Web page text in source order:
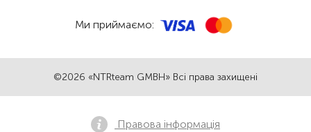
©2026 «NTRteam GMBH» Всі права захищені
Ми приймаємо:
Правова інформація